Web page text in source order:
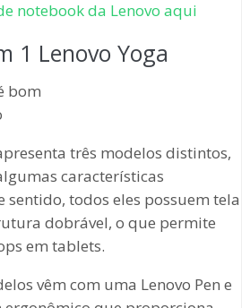
notebook da Lenovo aqui
1 Lenovo Yoga
três modelos distintos,
características
sentido, todos eles possuem tela
dobrável, o que permite
em tablets.
vêm com uma Lenovo Pen e